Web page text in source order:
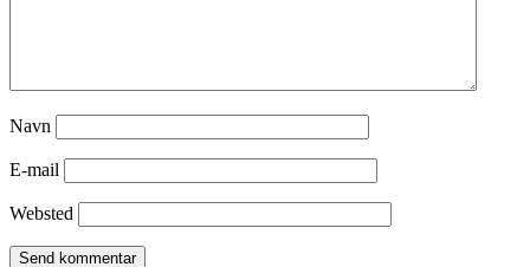
Navn
E-mail
Websted